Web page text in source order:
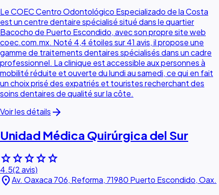
Le COEC Centro Odontológico Especializado de la Costa
est un centre dentaire spécialisé situé dans le quartier
Bacocho de Puerto Escondido, avec son propre site web
coec.com.mx. Noté 4,4 étoiles sur 41 avis, il propose une
gamme de traitements dentaires spécialisés dans un cadre
professionnel. La clinique est accessible aux personnes à
mobilité réduite et ouverte du lundi au samedi, ce qui en fait
un choix prisé des expatriés et touristes recherchant des
soins dentaires de qualité sur la côte.
Voir les détails arrow_forward
Unidad Médica Quirúrgica del Sur
starstarstarstarstar
4.5(2 avis)
location_onAv. Oaxaca 706, Reforma, 71980 Puerto Escondido, Oax.